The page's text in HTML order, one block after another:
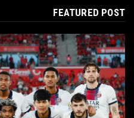
FEATURED POST